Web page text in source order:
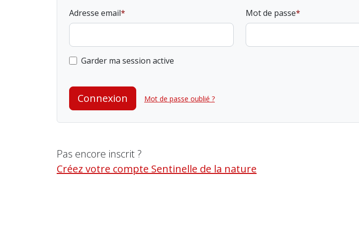
Adresse email Mot de passe
Garder ma session active
Connexion Mot de passe oublié ?
Pas encore inscrit ?
Créez votre compte Sentinelle de la nature